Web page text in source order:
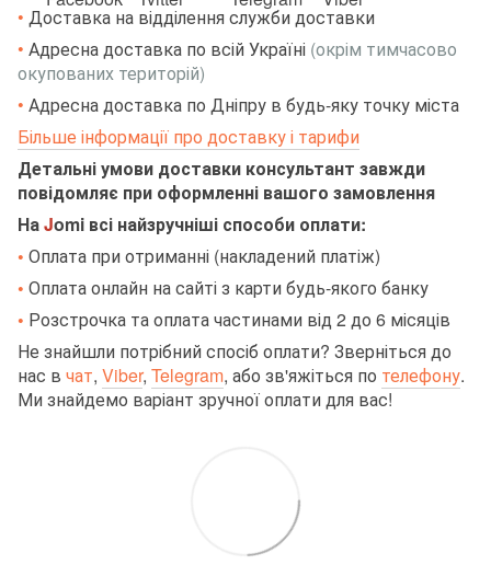
• Доставка на відділення служби доставки
• Адресна доставка по всій Україні (окрім тимчасово
окупованих територій)
• Адресна доставка по Дніпру в будь-яку точку міста
Більше інформації про доставку і тарифи
Детальні умови доставки консультант завжди
повідомляє при оформленні вашого замовлення
НаJomi всі найзручніші способи оплати:
• Оплата при отриманні (накладений платіж)
• Оплата онлайн на сайті з карти будь-якого банку
• Розстрочка та оплата частинами від 2 до 6 місяців
Не знайшли потрібний спосіб оплати? Зверніться до
нас в чат, Viber, Telegram, або зв'яжіться по телефону.
Ми знайдемо варіант зручної оплати для вас!